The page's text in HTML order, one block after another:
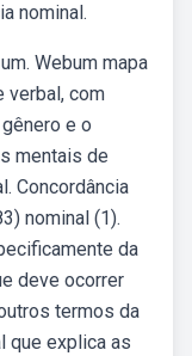
nominal.
Webum mapa
verbal, com
e o
mentais de
Concordância
nominal (1).
da
deve ocorrer
termos da
que explica as